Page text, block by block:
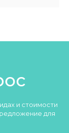
и стоимости
для